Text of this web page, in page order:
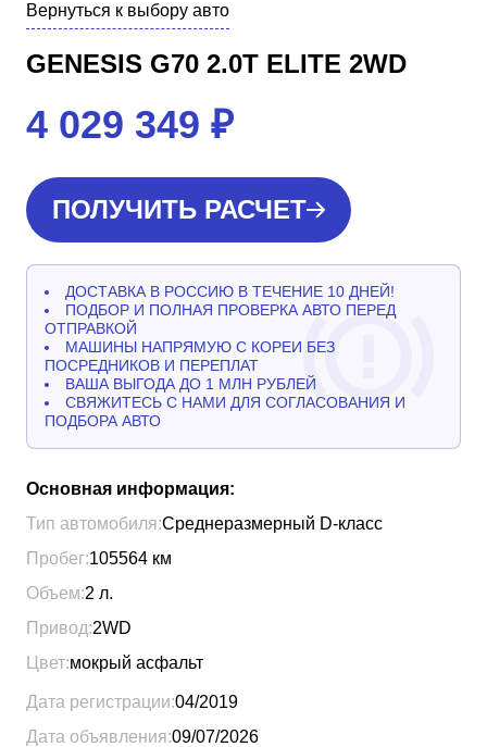
Вернуться к выбору авто
GENESIS G70 2.0T ELITE 2WD
4 029 349 ₽
ПОЛУЧИТЬ РАСЧЕТ
ДОСТАВКА В РОССИЮ В ТЕЧЕНИЕ 10 ДНЕЙ!
ПОДБОР И ПОЛНАЯ ПРОВЕРКА АВТО ПЕРЕД
ОТПРАВКОЙ
МАШИНЫ НАПРЯМУЮ С КОРЕИ БЕЗ
ПОСРЕДНИКОВ И ПЕРЕПЛАТ
ВАША ВЫГОДА ДО 1 МЛН РУБЛЕЙ
СВЯЖИТЕСЬ С НАМИ ДЛЯ СОГЛАСОВАНИЯ И
ПОДБОРА АВТО
Основная информация:
Тип автомобиля:Среднеразмерный D-класс
Пробег:105564 км
Объем:2 л.
Привод:2WD
Цвет:мокрый асфальт
Дата регистрации:04/2019
Дата объявления:09/07/2026